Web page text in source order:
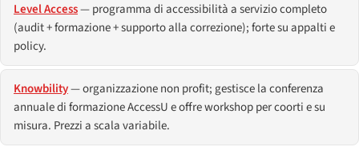
Level Access— programma di accessibilità a servizio completo
(audit + formazione + supporto alla correzione); forte su appalti e
policy.
Knowbility— organizzazione non profit; gestisce la conferenza
annuale di formazione AccessU e offre workshop per coorti e su
misura. Prezzi a scala variabile.